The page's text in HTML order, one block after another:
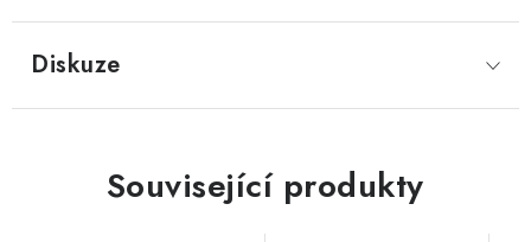
Diskuze
Související produkty